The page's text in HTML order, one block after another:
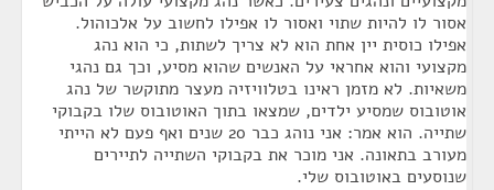
אסור לו להיות שתוי ואסור לו אפילו לחשוב על אלכוהול.
אפילו כוסית יין אחת הוא לא צריך לשתות, כי הוא נהג
מקצועי והוא אחראי על האנשים שהוא מסיע, וכך גם נהגי
משאיות. לא מזמן ראינו בטלוויזיה מעצר מתוקשר של נהג
אוטובוס שמסיע ילדים, שמצאו בתוך האוטובוס שלו בקבוקי
שתייה. הוא אמר: אני נוהג כבר 20 שנים ואף פעם לא הייתי
מעורב בתאונה. אני מוכר את בקבוקי השתייה לתיירים
שנוסעים באוטובוס שלי.